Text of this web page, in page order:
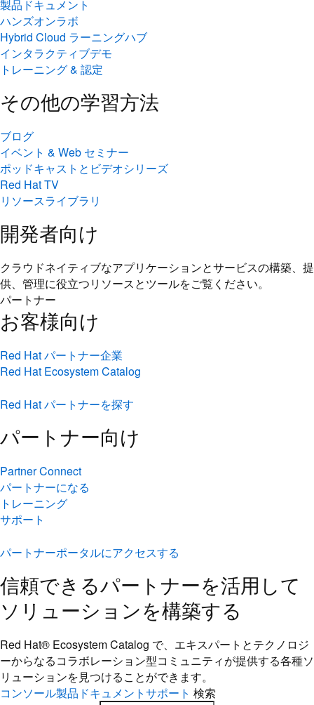
製品ドキュメント
ハンズオンラボ
Hybrid Cloud ラーニングハブ
インタラクティブデモ
トレーニング & 認定
その他の学習方法
ブログ
イベント & Web セミナー
ポッドキャストとビデオシリーズ
Red Hat TV
リソースライブラリ
開発者向け
クラウドネイティブなアプリケーションとサービスの構築、提
供、管理に役立つリソースとツールをご覧ください。
パートナー
お客様向け
Red Hat パートナー企業
Red Hat Ecosystem Catalog
Red Hat パートナーを探す
パートナー向け
Partner Connect
パートナーになる
トレーニング
サポート
パートナーポータルにアクセスする
信頼できるパートナーを活用して
ソリューションを構築する
Red Hat® Ecosystem Catalog で、エキスパートとテクノロジ
ーからなるコラボレーション型コミ​ュニティが提供する各種ソ
リューションを見つけることができます。
コンソール製品ドキュメントサポート 検索